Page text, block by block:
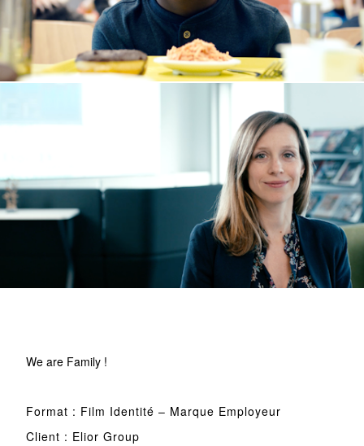
We are Family !
Format : Film Identité – Marque Employeur
Client : Elior Group